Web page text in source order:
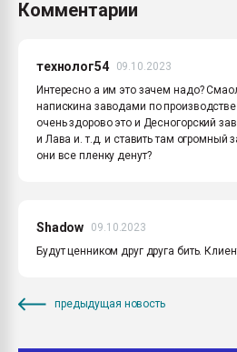
Комментарии
технолог54
09.10.2023
Интересно а им это зачем надо?
напискина заводами по
очень здорово это и Десногорский
и Лава и. т.д. и ставить там огромный
они все пленку денут?
Shadow
09.10.2023
Будут ценником друг друга бить.
предыдущая новость